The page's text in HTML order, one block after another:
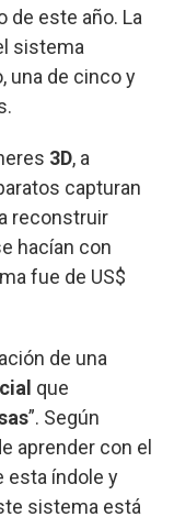
de este año. La
sistema
una de cinco y
3D, a
capturan
reconstruir
hacían con
fue de US$
de una
que
”. Según
aprender con el
esta índole y
sistema está